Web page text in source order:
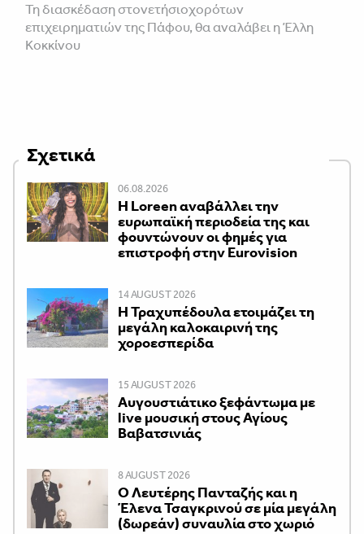
Τη διασκέδαση στονετήσιοχορότων
επιχειρηματιών της Πάφου, θα αναλάβει η Έλλη
Κοκκίνου
Σχετικά
06.08.2026
Η Loreen αναβάλλει την
ευρωπαϊκή περιοδεία της και
φουντώνουν οι φημές για
επιστροφή στην Eurovision
14 AUGUST 2026
Η Τραχυπέδουλα ετοιμάζει τη
μεγάλη καλοκαιρινή της
χοροεσπερίδα
15 AUGUST 2026
Αυγουστιάτικο ξεφάντωμα με
live μουσική στους Αγίους
Βαβατσινιάς
8 AUGUST 2026
Ο Λευτέρης Πανταζής και η
Έλενα Τσαγκρινού σε μία μεγάλη
(δωρεάν) συναυλία στο χωριό